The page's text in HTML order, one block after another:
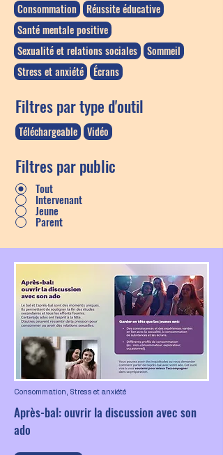
Consommation
Réussite éducative
Santé mentale positive
Sexualité et relations sociales
Sommeil
Stress et anxiété
Écrans
Filtres par type d'outil
Téléchargeable Vidéo
Filtres par public
Tout
Intervenant
Jeune
Parent
Consommation, Stress et anxiété
Après-bal: ouvrir la discussion avec son
ado